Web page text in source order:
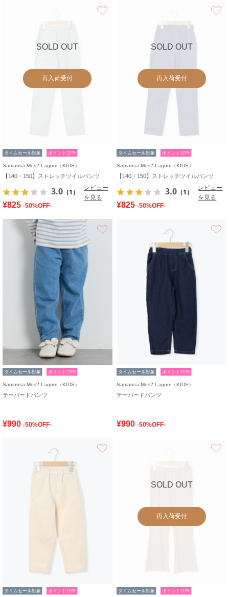
SOLD OUT
再入荷受付
タイムセール対象 ポイント10%
Samansa Mos2 Lagom（KIDS）
【140・150】ストレッチツイルパンツ
3.0 （1）
レビュー
を見る
¥825 -50%OFF-
SOLD OUT
再入荷受付
タイムセール対象 ポイント10%
Samansa Mos2 Lagom（KIDS）
【140・150】ストレッチツイルパンツ
3.0 （1）
レビュー
を見る
¥825 -50%OFF-
タイムセール対象 ポイント10%
Samansa Mos2 Lagom（KIDS）
テーパードパンツ
¥990 -50%OFF-
タイムセール対象 ポイント10%
Samansa Mos2 Lagom（KIDS）
テーパードパンツ
¥990 -50%OFF-
タイムセール対象 ポイント10%
SOLD OUT
再入荷受付
タイムセール対象 ポイント10%